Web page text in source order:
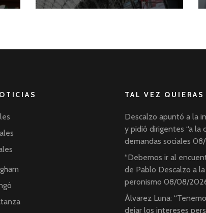
TAL VEZ QUIERAS
Descalzo apuntó a la
y pidió dirigentes “a la
demandas sociales
“Debemos ir al
de Pablo Descalzo a
peronismo 08/08/
Álvarez Luna:
dejar los intereses